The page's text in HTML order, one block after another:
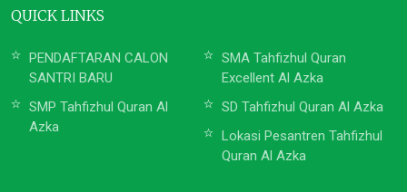
QUICK LINKS
PENDAFTARAN CALON
SANTRI BARU
SMA Tahfizhul Quran
Excellent Al Azka
SMP Tahfizhul Quran Al
Azka
SD Tahfizhul Quran Al Azka
Lokasi Pesantren Tahfizhul
Quran Al Azka